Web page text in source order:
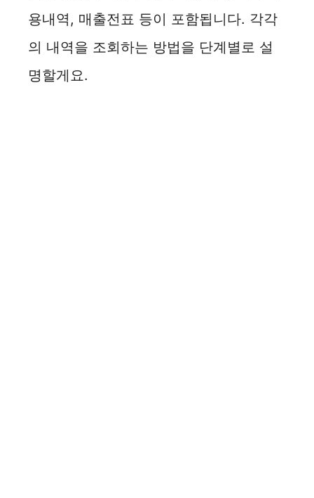
용내역, 매출전표 등이 포함됩니다. 각각
의 내역을 조회하는 방법을 단계별로 설
명할게요.